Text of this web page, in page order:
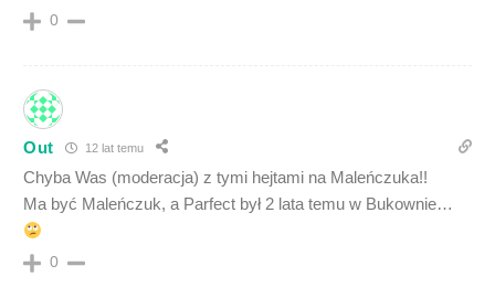
0
Out 12 lat temu
Chyba Was (moderacja) z tymi hejtami na Maleńczuka!!
Ma być Maleńczuk, a Parfect był 2 lata temu w Bukownie…
0